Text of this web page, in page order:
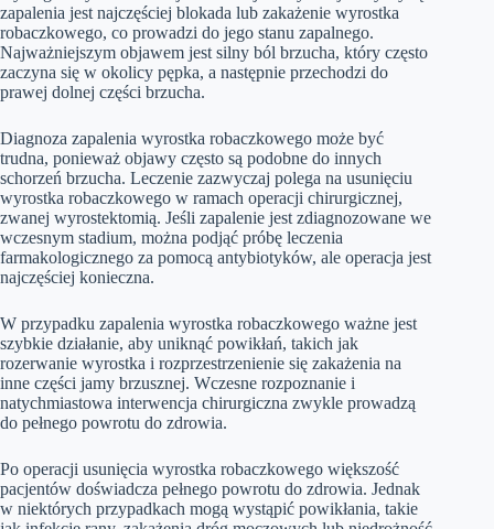
zapalenia jest najczęściej blokada lub zakażenie wyrostka
robaczkowego, co prowadzi do jego stanu zapalnego.
Najważniejszym objawem jest silny ból brzucha, który często
zaczyna się w okolicy pępka, a następnie przechodzi do
prawej dolnej części brzucha.
Diagnoza zapalenia wyrostka robaczkowego może być
trudna, ponieważ objawy często są podobne do innych
schorzeń brzucha. Leczenie zazwyczaj polega na usunięciu
wyrostka robaczkowego w ramach operacji chirurgicznej,
zwanej wyrostektomią. Jeśli zapalenie jest zdiagnozowane we
wczesnym stadium, można podjąć próbę leczenia
farmakologicznego za pomocą antybiotyków, ale operacja jest
najczęściej konieczna.
W przypadku zapalenia wyrostka robaczkowego ważne jest
szybkie działanie, aby uniknąć powikłań, takich jak
rozerwanie wyrostka i rozprzestrzenienie się zakażenia na
inne części jamy brzusznej. Wczesne rozpoznanie i
natychmiastowa interwencja chirurgiczna zwykle prowadzą
do pełnego powrotu do zdrowia.
Po operacji usunięcia wyrostka robaczkowego większość
pacjentów doświadcza pełnego powrotu do zdrowia. Jednak
w niektórych przypadkach mogą wystąpić powikłania, takie